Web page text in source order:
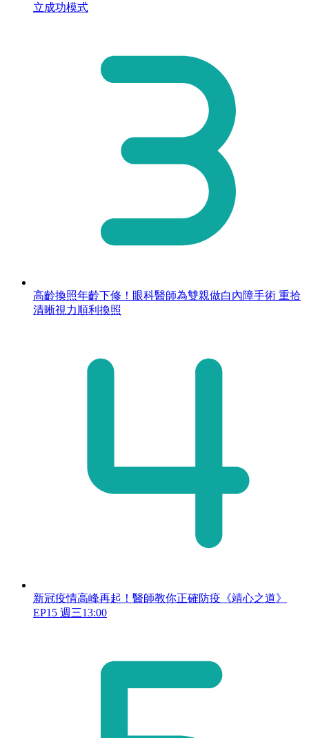
立成功模式
高齡換照年齡下修！眼科醫師為雙親做白內障手術 重拾
清晰視力順利換照
新冠疫情高峰再起！醫師教你正確防疫《靖心之道》
EP15 週三13:00